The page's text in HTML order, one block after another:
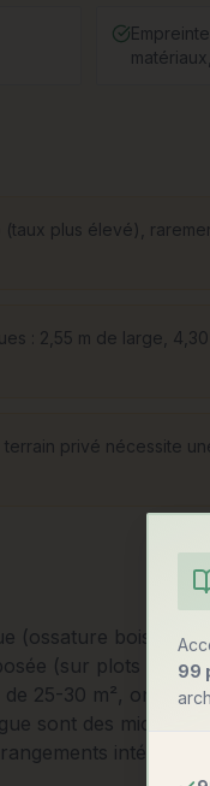
plus élevé),
: 2,55 m de large,
privé nécessite
(ossature bois
(sur plots ou
25-30 m², on
sont des micro-
intégrés.
99